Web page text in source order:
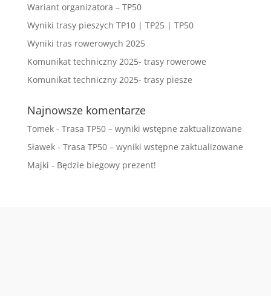
Wariant organizatora – TP50
Wyniki trasy pieszych TP10 | TP25 | TP50
Wyniki tras rowerowych 2025
Komunikat techniczny 2025- trasy rowerowe
Komunikat techniczny 2025- trasy piesze
Najnowsze komentarze
Tomek- Trasa TP50 – wyniki wstępne zaktualizowane
Sławek- Trasa TP50 – wyniki wstępne zaktualizowane
Majki - Będzie biegowy prezent!